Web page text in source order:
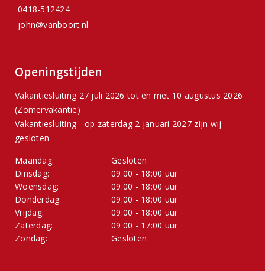
0418-512424
john@vanboort.nl
Openingstijden
Vakantiesluiting 27 juli 2026 tot en met 10 augustus 2026
(Zomervakantie)
Vakantiesluiting - op zaterdag 2 januari 2027 zijn wij
gesloten
Maandag:
Gesloten
Dinsdag:
09:00 - 18:00 uur
Woensdag:
09:00 - 18:00 uur
Donderdag:
09:00 - 18:00 uur
Vrijdag:
09:00 - 18:00 uur
Zaterdag:
09:00 - 17:00 uur
Zondag:
Gesloten